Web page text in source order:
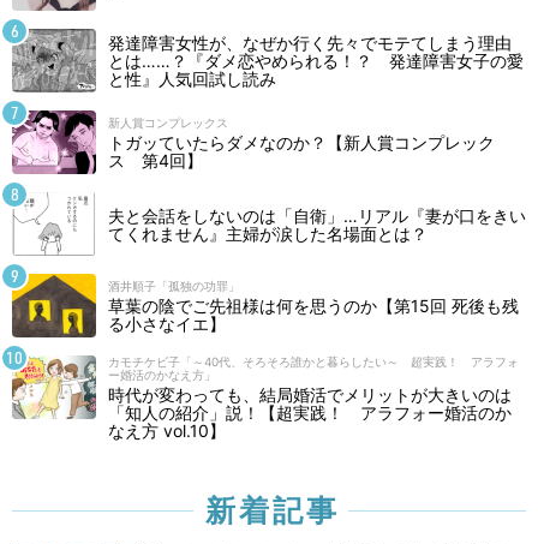
発達障害女性が、なぜか行く先々でモテてしまう理由
とは……？『ダメ恋やめられる！？ 発達障害女子の愛
と性』人気回試し読み
新人賞コンプレックス
トガッていたらダメなのか？【新人賞コンプレック
ス 第4回】
夫と会話をしないのは「自衛」…リアル『妻が口をきい
てくれません』主婦が涙した名場面とは？
酒井順子「孤独の功罪」
草葉の陰でご先祖様は何を思うのか【第15回 死後も残
る小さなイエ】
カモチケビ子「～40代、そろそろ誰かと暮らしたい～ 超実践！ アラフォ
ー婚活のかなえ方」
時代が変わっても、結局婚活でメリットが大きいのは
「知人の紹介」説！【超実践！ アラフォー婚活のか
なえ方 vol.10】
新着記事